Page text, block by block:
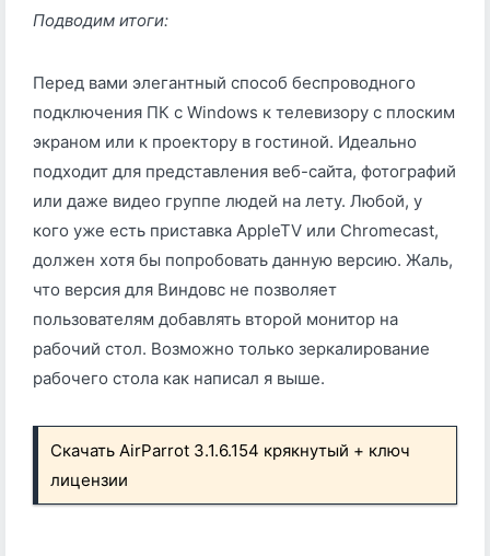
Подводим итоги:
Перед вами элегантный способ беспроводного
подключения ПК с Windows к телевизору с плоским
экраном или к проектору в гостиной. Идеально
подходит для представления веб-сайта, фотографий
или даже видео группе людей на лету. Любой, у
кого уже есть приставка AppleTV или Chromecast,
должен хотя бы попробовать данную версию. Жаль,
что версия для Виндовс не позволяет
пользователям добавлять второй монитор на
рабочий стол. Возможно только зеркалирование
рабочего стола как написал я выше.
Скачать AirParrot 3.1.6.154 крякнутый + ключ
лицензии